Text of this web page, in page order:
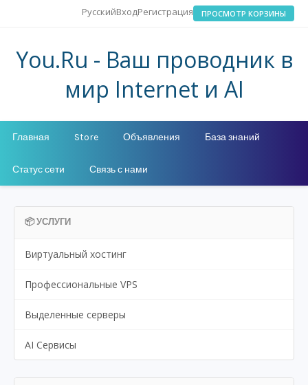
РусскийВходРегистрация ПРОСМОТР КОРЗИНЫ
You.Ru - Ваш проводник в
мир Internet и AI
Главная Store Объявления База знаний
Статус сети Связь с нами
📦 УСЛУГИ
Виртуальный хостинг
Профессиональные VPS
Выделенные серверы
AI Сервисы